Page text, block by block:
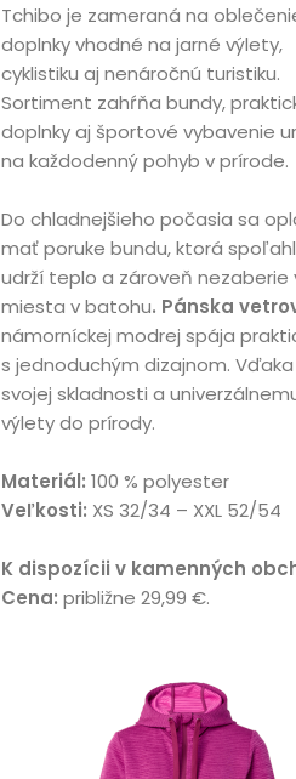
Tchibo je zameraná na
doplnky vhodné na jarné výlety,
cyklistiku aj nenáročnú turistiku.
Sortiment zahŕňa bundy,
doplnky aj športové vybavenie
na každodenný pohyb v prírode.
Do chladnejšieho počasia sa
mať poruke bundu, ktorá
udrží teplo a zároveň nezaberie
miesta v batohu. Pánska
námorníckej modrej spája
s jednoduchým dizajnom. Vďaka
svojej skladnosti a
výlety do prírody.
Materiál: 100 % polyester
Veľkosti: XS 32/34 – XXL 52/54
K dispozícii v kamenných
Cena: približne 29,99 €.